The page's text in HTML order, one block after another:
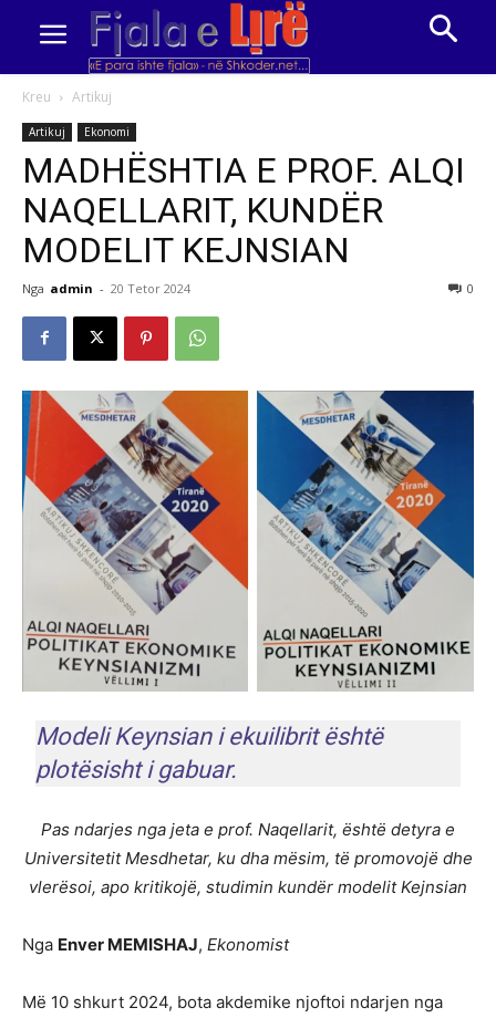
Kreu Artikuj
Artikuj Ekonomi
MADHËSHTIA E PROF. ALQI
NAQELLARIT, KUNDËR
MODELIT KEJNSIAN
Nga admin - 20 Tetor 2024 0
Modeli Keynsian i ekuilibrit është
plotësisht i gabuar.
Pas ndarjes nga jeta e prof. Naqellarit, është detyra e
Universitetit Mesdhetar, ku dha mësim, të promovojë dhe
vlerësoi, apo kritikojë, studimin kundër modelit Kejnsian
Nga Enver MEMISHAJ, Ekonomist
Më 10 shkurt 2024, bota akdemike njoftoi ndarjen nga